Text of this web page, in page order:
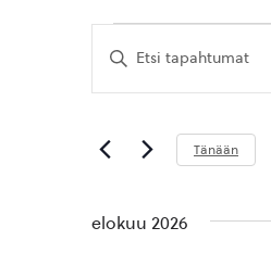
Tapahtumat
Tapahtumat
Etsi
Näkymät
Syötä
hakusana.
Etsi
hakusanalla.
Tänään
elokuu 2026